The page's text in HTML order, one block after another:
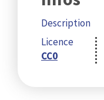
Description
Licence
CC0